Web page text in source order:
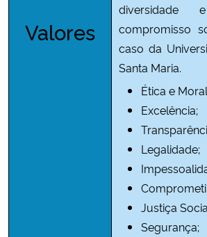
Valores
compromisso
caso da
Santa Maria.
Ética e
Excelência;
Legalidade;
Justiça
Segurança;